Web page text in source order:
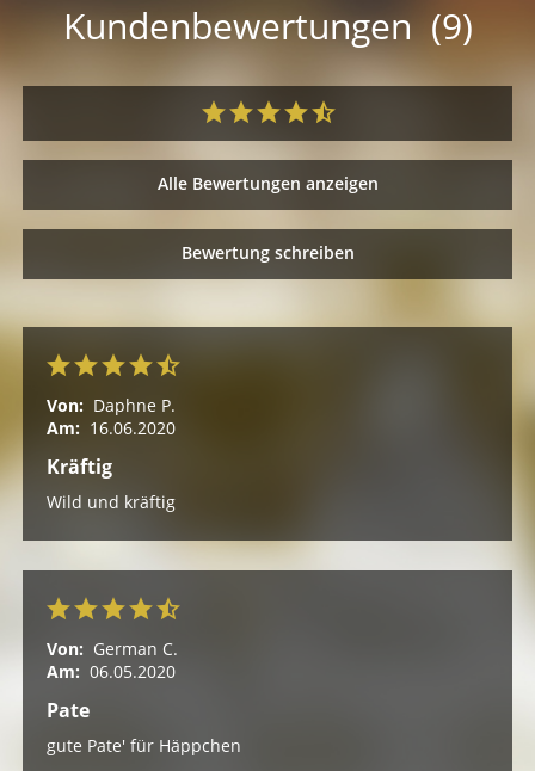
Kundenbewertungen (9)
Alle Bewertungen anzeigen
Bewertung schreiben
Von: Daphne P.
Am: 16.06.2020
Kräftig
Wild und kräftig
Von: German C.
Am: 06.05.2020
Pate
gute Pate' für Häppchen